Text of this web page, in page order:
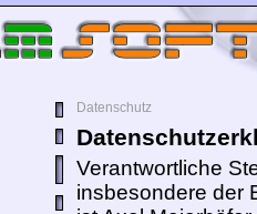
Datenschutz
Verantwortliche
insbesondere der